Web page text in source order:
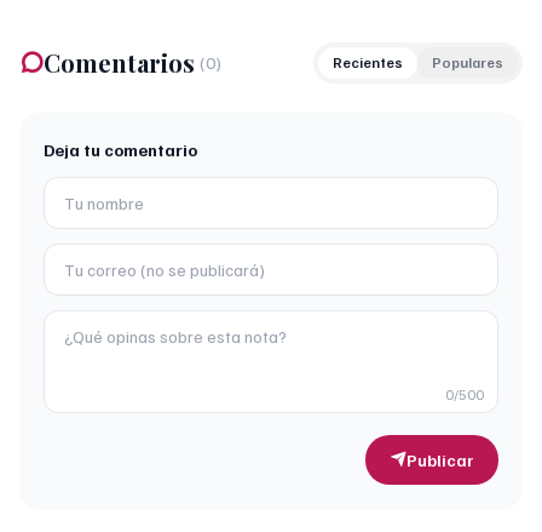
Comentarios (0) Recientes Populares
Deja tu comentario
0/500
Publicar